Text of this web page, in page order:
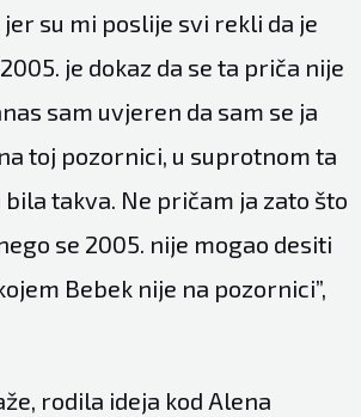
su mi poslije svi rekli da je
je dokaz da se ta priča nije
sam uvjeren da sam se ja
toj pozornici, u suprotnom ta
takva. Ne pričam ja zato što
se 2005. nije mogao desiti
Bebek nije na pozornici”,
rodila ideja kod Alena